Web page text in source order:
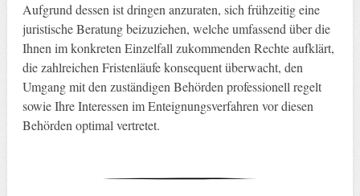
Aufgrund dessen ist dringen anzuraten, sich frühzeitig eine
juristische Beratung beizuziehen, welche umfassend über die
Ihnen im konkreten Einzelfall zukommenden Rechte aufklärt,
die zahlreichen Fristenläufe konsequent überwacht, den
Umgang mit den zuständigen Behörden professionell regelt
sowie Ihre Interessen im Enteignungsverfahren vor diesen
Behörden optimal vertretet.